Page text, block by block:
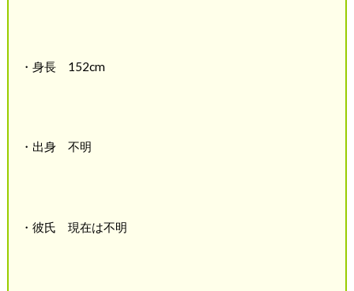
・身長 152cm
・出身 不明
・彼氏 現在は不明